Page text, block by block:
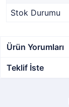
Stok Durumu
Ürün Yorumları
Teklif İste